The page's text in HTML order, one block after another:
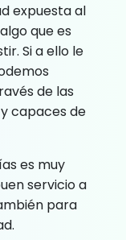
expuesta al
que es
Si a ello le
de las
capaces de
es muy
servicio a
para